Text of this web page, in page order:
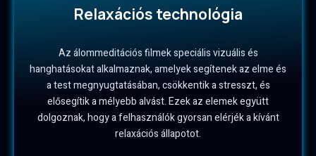
Relaxációs technológia
Az álommeditációs filmek speciális vizuális és
hanghatásokat alkalmaznak, amelyek segítenek az elme és
a test megnyugtatásában, csökkentik a stresszt, és
elősegítik a mélyebb alvást. Ezek az elemek együtt
dolgoznak, hogy a felhasználók gyorsan elérjék a kívánt
relaxációs állapotot.